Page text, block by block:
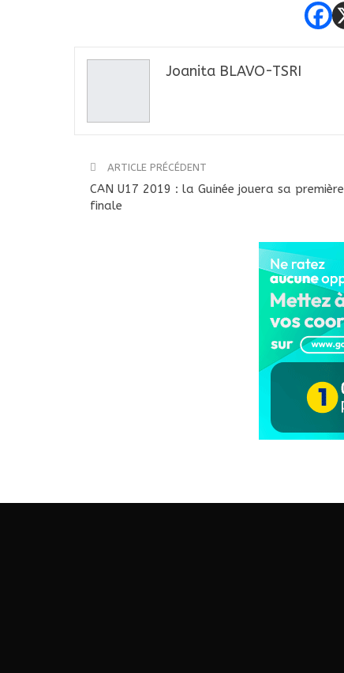
Joanita BLAVO-TSRI
ARTICLE PRÉCÉDENT
CAN U17 2019 : la Guinée jouera sa première
finale